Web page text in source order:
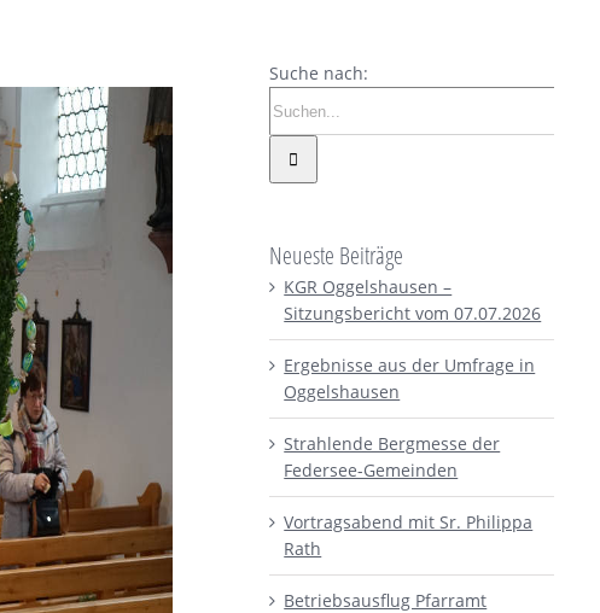
Suche nach:
Neueste Beiträge
KGR Oggelshausen –
Sitzungsbericht vom 07.07.2026
Ergebnisse aus der Umfrage in
Oggelshausen
Strahlende Bergmesse der
Federsee-Gemeinden
Vortragsabend mit Sr. Philippa
Rath
Betriebsausflug Pfarramt